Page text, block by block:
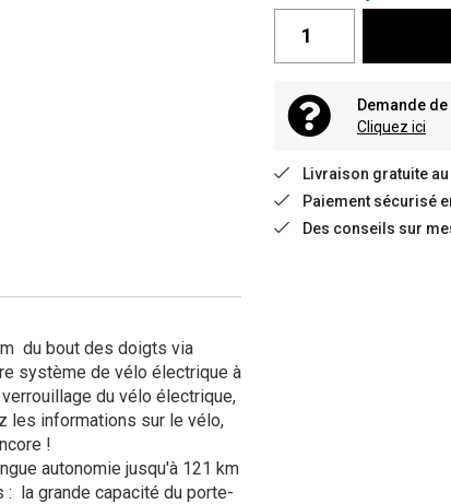
Demande
Cliquez ici
Livraison gratuite
Paiement sécurisé
Des conseils sur
du bout des doigts via
système de vélo électrique à
du vélo électrique,
les informations sur le vélo,
!
autonomie jusqu'à 121 km
la grande capacité du porte-